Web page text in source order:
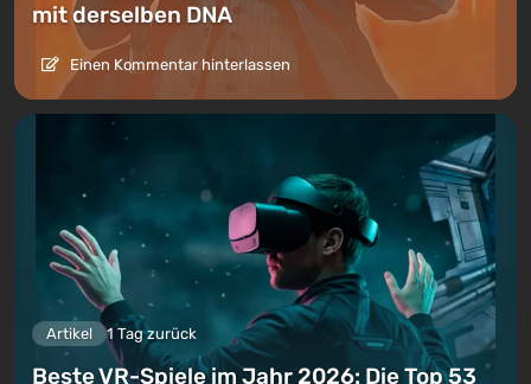
mit derselben DNA
Einen Kommentar hinterlassen
Artikel 1 Tag zurück
Beste VR-Spiele im Jahr 2026: Die Top 53